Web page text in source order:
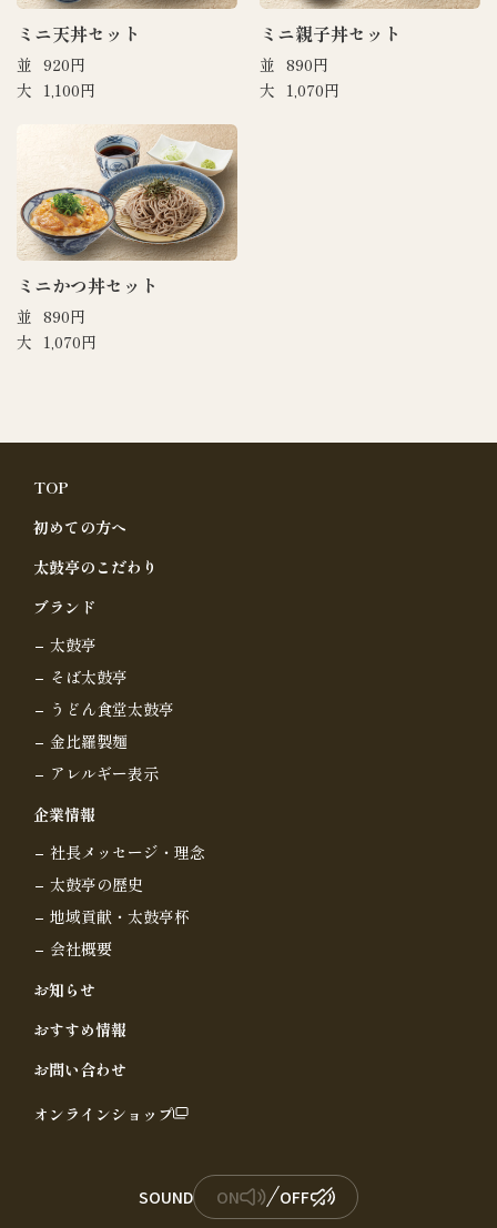
ミニ天丼セット
並 920円
大 1,100円
ミニ親子丼セット
並 890円
大 1,070円
ミニかつ丼セット
並 890円
大 1,070円
TOP
初めての方へ
太鼓亭のこだわり
ブランド
太鼓亭
そば太鼓亭
うどん食堂太鼓亭
金比羅製麺
アレルギー表示
企業情報
社長メッセージ・理念
太鼓亭の歴史
地域貢献・太鼓亭杯
会社概要
お知らせ
おすすめ情報
お問い合わせ
オンラインショップ
SOUND ON OFF